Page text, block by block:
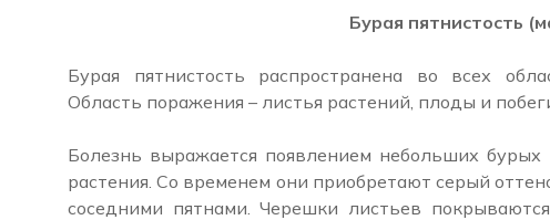
Бурая пятнистость
Бурая пятнистость распространена во всех
Область поражения – листья растений, плоды и
Болезнь выражается появлением небольших
растения. Со временем они приобретают серый
соседними пятнами. Черешки листьев